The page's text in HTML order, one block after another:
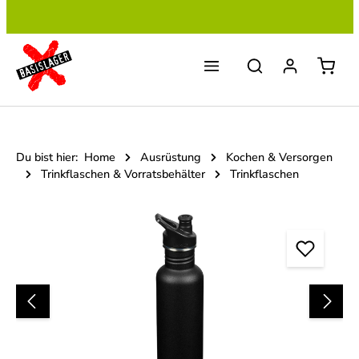
Du bist hier: Home Ausrüstung
Kochen & Versorgen
Trinkflaschen & Vorratsbehälter
Trinkflaschen